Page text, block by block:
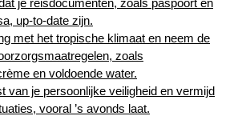
je reisdocumenten, zoals paspoort en
up-to-date zijn.
met het tropische klimaat en neem de
zoals
en voldoende water.
van je persoonlijke veiligheid en vermijd
vooral ’s avonds laat.